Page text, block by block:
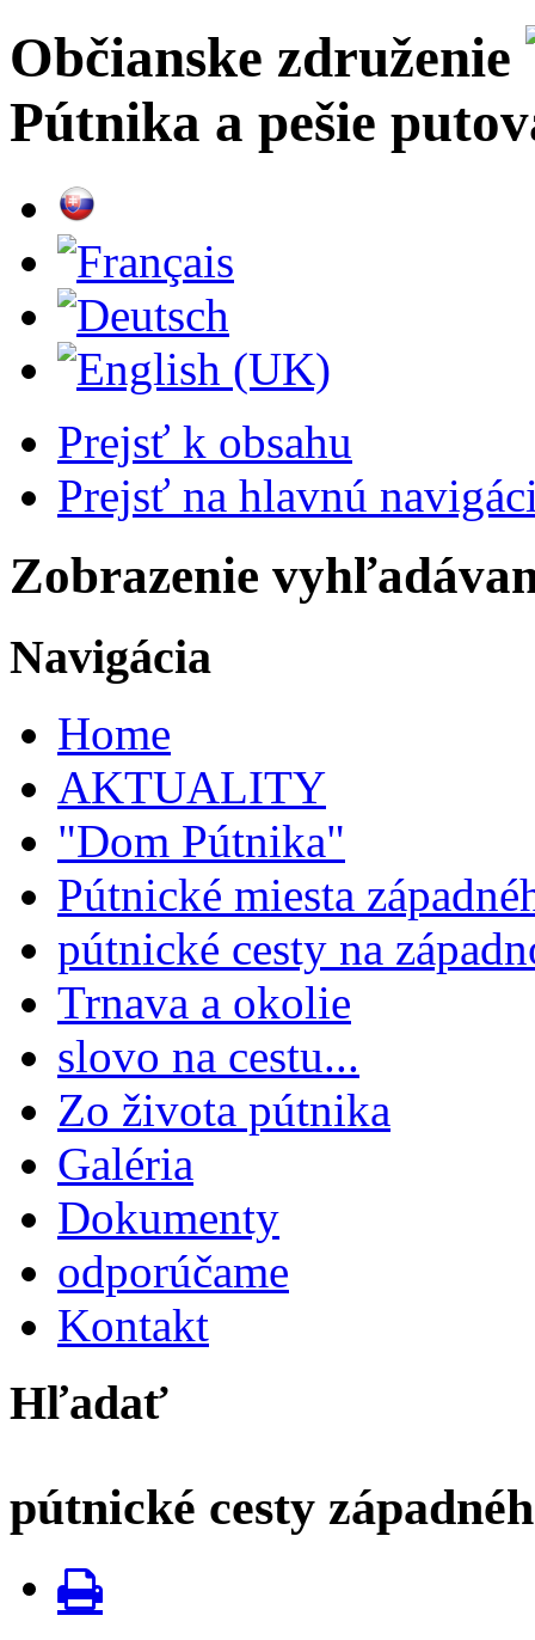
Občianske združenie
Pútnika a pešie
Prejsť k obsahu
Prejsť na hlavnú
Zobrazenie
Navigácia
Home
AKTUALITY
"Dom Pútnika"
Pútnické miesta
pútnické cesty na
Trnava a okolie
slovo na cestu...
Zo života pútnika
Galéria
Dokumenty
odporúčame
Kontakt
Hľadať
pútnické cesty